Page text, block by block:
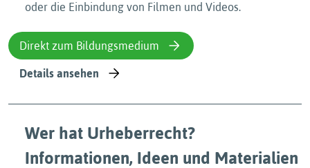
oder die Einbindung von Filmen und Videos.
Direkt zum Bildungsmedium
Details ansehen
Wer hat Urheberrecht?
Informationen, Ideen und Materialien